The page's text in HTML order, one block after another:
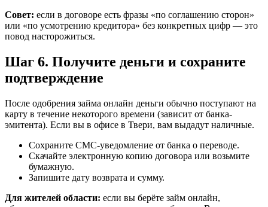
Совет: если в договоре есть фразы «по соглашению сторон»
или «по усмотрению кредитора» без конкретных цифр — это
повод насторожиться.
Шаг 6. Получите деньги и сохраните
подтверждение
После одобрения займа онлайн деньги обычно поступают на
карту в течение некоторого времени (зависит от банка-
эмитента). Если вы в офисе в Твери, вам выдадут наличные.
Сохраните СМС-уведомление от банка о переводе.
Скачайте электронную копию договора или возьмите
бумажную.
Запишите дату возврата и сумму.
Для жителей области: если вы берёте займ онлайн,